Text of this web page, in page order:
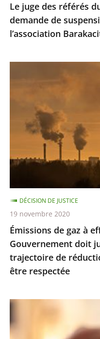
de
la
dissolution
l’association
Le juge des référés
demande de
l’association
de
effet
:
Gouvernement
doit
justifier
sous
3
mois
que
trajectoire
réduction
Émissions de gaz à
Gouvernement doit
trajectoire de
être respectée
DÉCISION DE JUSTICE
19 novembre 2020
Exercice
cultes